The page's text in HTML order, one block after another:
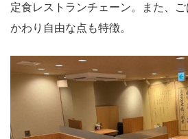
定食レストランチェーン。また、
かわり自由な点も特徴。